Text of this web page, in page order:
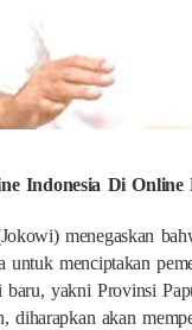
Indonesia Di Online
menegaskan
untuk menciptakan
yakni Provinsi
diharapkan akan